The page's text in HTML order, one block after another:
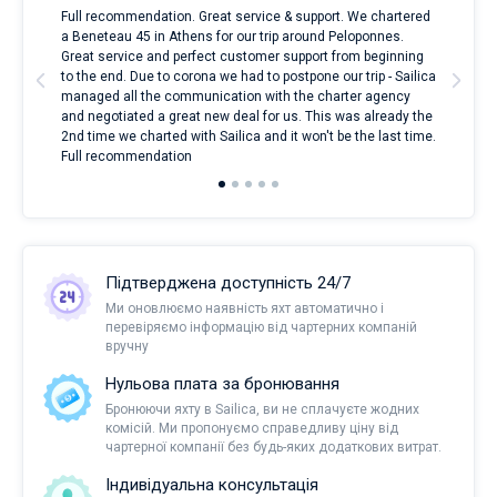
Full recommendation. Great service & support. We chartered
a Beneteau 45 in Athens for our trip around Peloponnes.
Great service and perfect customer support from beginning
to the end. Due to corona we had to postpone our trip - Sailica
managed all the communication with the charter agency
and negotiated a great new deal for us. This was already the
2nd time we charted with Sailica and it won't be the last time.
Full recommendation
Підтверджена доступність 24/7
Ми оновлюємо наявність яхт автоматично і
перевіряємо інформацію від чартерних компаній
вручну
Нульова плата за бронювання
Бронюючи яхту в Sailica, ви не сплачуєте жодних
комісій. Ми пропонуємо справедливу ціну від
чартерної компанії без будь-яких додаткових витрат.
Індивідуальна консультація